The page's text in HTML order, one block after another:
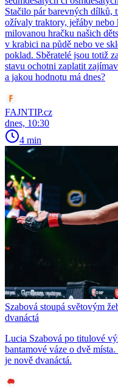
Stačilo pár barevných dílků,
ožívaly traktory, jeřáby nebo
milovanou hračku našich
v krabici na půdě nebo ve
poklad. Sběratelé jsou totiž
stavu ochotni zaplatit
a jakou hodnotu má dnes?
FAJNTIP.cz
dnes, 10:30
4 min
Szabová stoupá světovým
dvanáctá
Lucia Szabová po titulové
bantamové váze o dvě
je nově dvanáctá.